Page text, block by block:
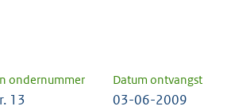
ondernummer Datum ontvangst
13 03-06-2009